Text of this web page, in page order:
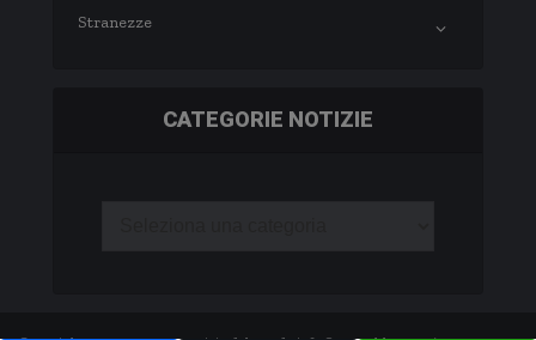
Stranezze
CATEGORIE NOTIZIE